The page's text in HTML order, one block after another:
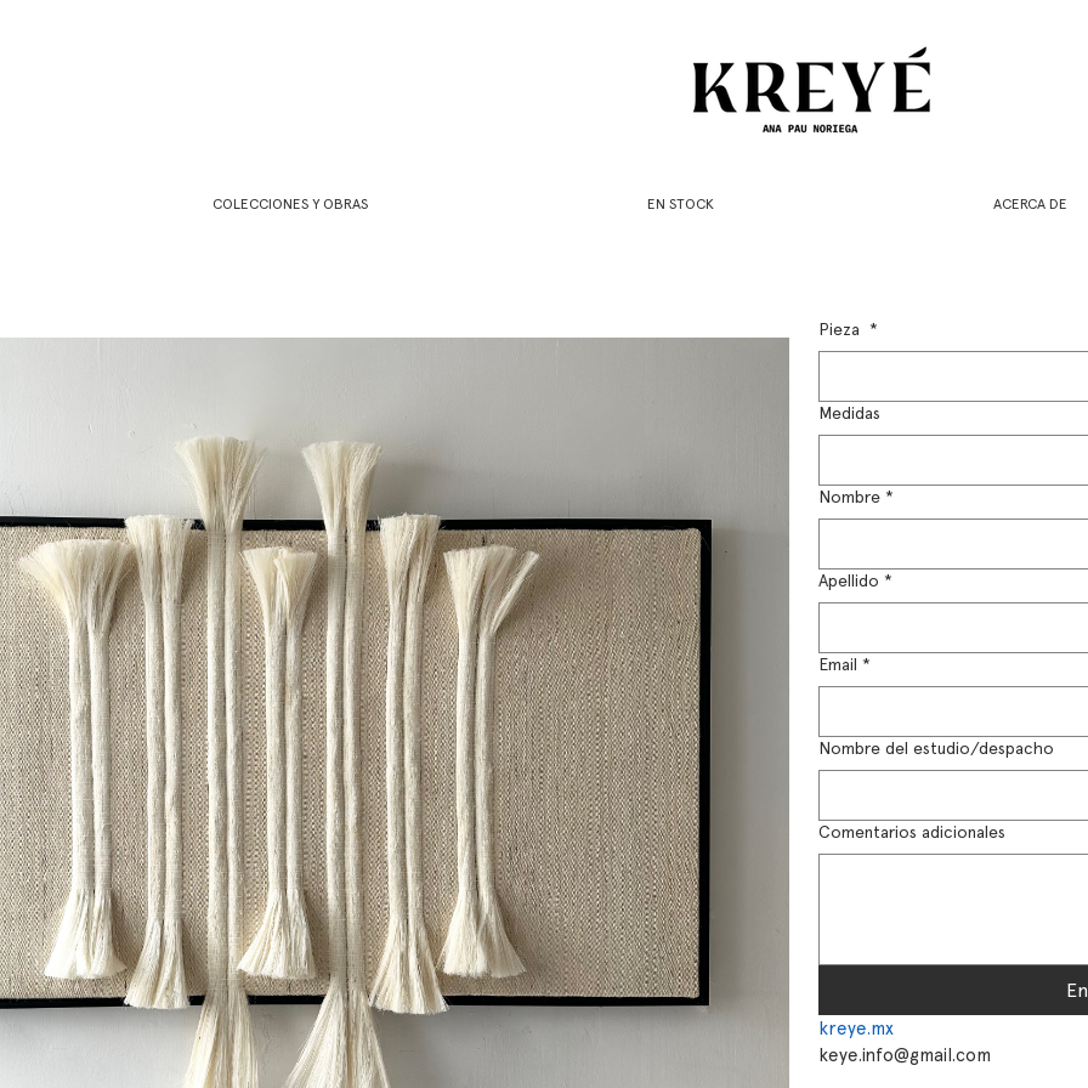
COLECCIONES Y OBRAS EN STOCK ACERCA DE
Pieza *
Medidas
Nombre *
Apellido *
Email *
Nombre del estudio/despacho
Comentarios adicionales
kreye.mx
keye.info@gmail.com